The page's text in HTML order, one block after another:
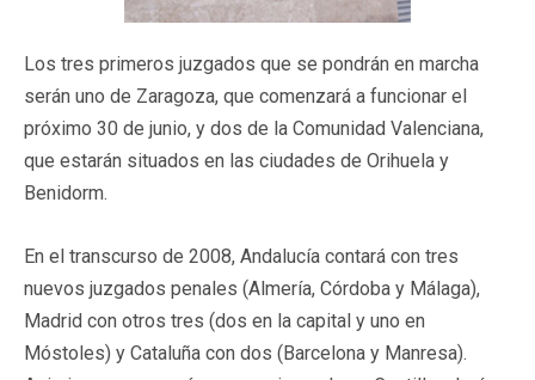
Los tres primeros juzgados que se pondrán en marcha
serán uno de Zaragoza, que comenzará a funcionar el
próximo 30 de junio, y dos de la Comunidad Valenciana,
que estarán situados en las ciudades de Orihuela y
Benidorm.
En el transcurso de 2008, Andalucía contará con tres
nuevos juzgados penales (Almería, Córdoba y Málaga),
Madrid con otros tres (dos en la capital y uno en
Móstoles) y Cataluña con dos (Barcelona y Manresa).